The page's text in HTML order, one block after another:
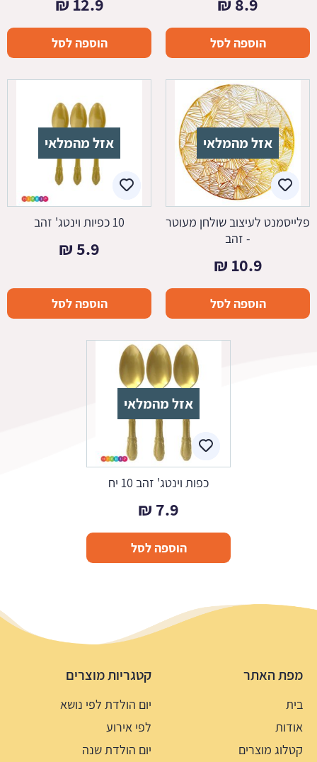
הוספה לסל הוספה לסל
אזל מהמלאי
פלייסמנט לעיצוב שולחן מעוטר
- זהב
10.9
₪
הוספה לסל
אזל מהמלאי
10 כפיות וינטג' זהב
5.9
₪
הוספה לסל
אזל מהמלאי
כפות וינטג' זהב 10 יח
7.9
₪
הוספה לסל
מפת האתר
בית
אודות
קטלוג מוצרים
קטגריות מוצרים
יום הולדת לפי נושא
לפי אירוע
יום הולדת שנה